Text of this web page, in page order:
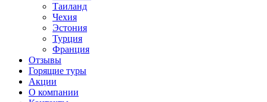
Таиланд
Чехия
Эстония
Турция
Франция
Отзывы
Горящие туры
Акции
О компании